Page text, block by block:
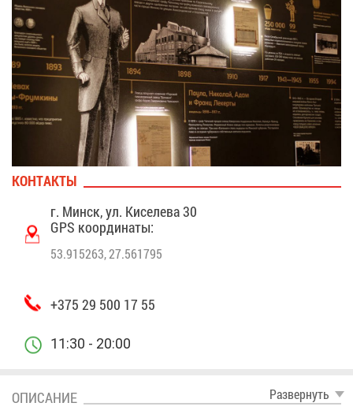
КОН­ТАК­ТЫ
г. Минск, ул. Ки­се­ле­ва 30
GPS ко­ор­ди­на­ты:
53.915263, 27.561795
+375 29 500 17 55
11:30 - 20:00
Раз­вер­нуть
ОПИ­СА­НИЕ